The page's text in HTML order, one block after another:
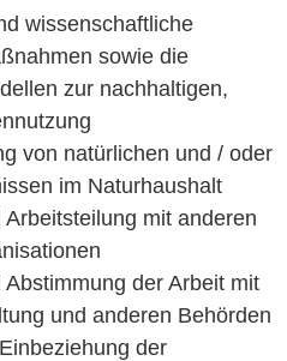
wissenschaftliche
sowie die
zur nachhaltigen,
von natürlichen und / oder
im Naturhaushalt
mit anderen
der Arbeit mit
und anderen Behörden
der